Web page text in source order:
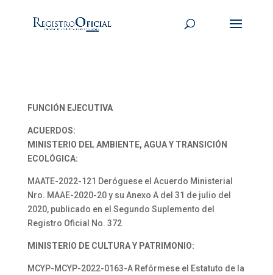
FUNCIÓN EJECUTIVA
ACUERDOS:
MINISTERIO DEL AMBIENTE, AGUA Y TRANSICIÓN
ECOLÓGICA:
MAATE-2022-121 Deróguese el Acuerdo Ministerial
Nro. MAAE-2020-20 y su Anexo A del 31 de julio del
2020, publicado en el Segundo Suplemento del
Registro Oficial No. 372
MINISTERIO DE CULTURA Y PATRIMONIO:
MCYP-MCYP-2022-0163-A Refórmese el Estatuto de la